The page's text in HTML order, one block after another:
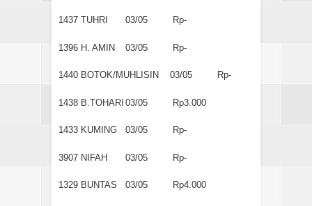
1437 TUHRI 03/05 Rp-
1396 H. AMIN 03/05 Rp-
1440 BOTOK/MUHLISIN 03/05 Rp-
1438 B.TOHARI 03/05 Rp3.000
1433 KUMING 03/05 Rp-
3907 NIFAH 03/05 Rp-
1329 BUNTAS 03/05 Rp4.000